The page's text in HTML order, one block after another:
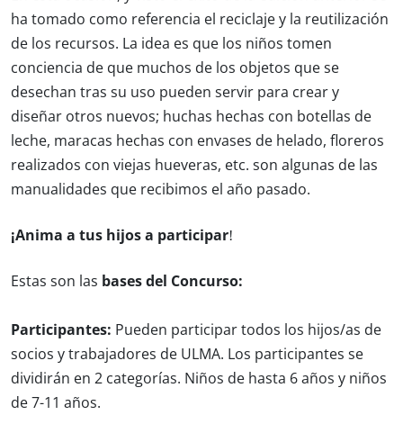
ha tomado como referencia el reciclaje y la reutilización
de los recursos. La idea es que los niños tomen
conciencia de que muchos de los objetos que se
desechan tras su uso pueden servir para crear y
diseñar otros nuevos; huchas hechas con botellas de
leche, maracas hechas con envases de helado, floreros
realizados con viejas hueveras, etc. son algunas de las
manualidades que recibimos el año pasado.
¡Anima a tus hijos a participar!
Estas son las bases del Concurso:
Participantes: Pueden participar todos los hijos/as de
socios y trabajadores de ULMA. Los participantes se
dividirán en 2 categorías. Niños de hasta 6 años y niños
de 7-11 años.